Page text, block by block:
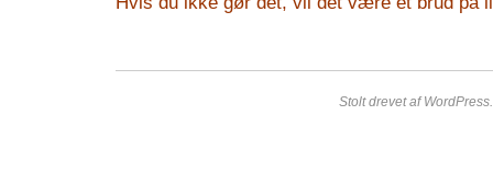
Stolt drevet af WordPress.